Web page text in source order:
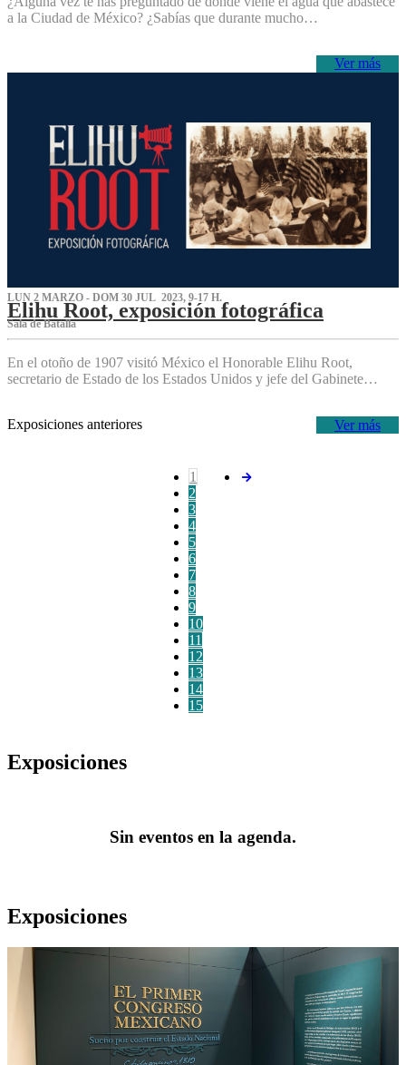
a la Ciudad de México? ¿Sabías que durante mucho…
Ver más
LUN 2 MARZO - DOM 30 JUL 2023, 9-17 H.
Elihu Root, exposición fotográfica
Sala de Batalla
En el otoño de 1907 visitó México el Honorable Elihu Root,
secretario de Estado de los Estados Unidos y jefe del Gabinete…
Ver más
Exposiciones anteriores
1
2
3
4
5
6
7
8
9
10
11
12
13
14
15
Exposiciones
Sin eventos en la agenda.
Exposiciones